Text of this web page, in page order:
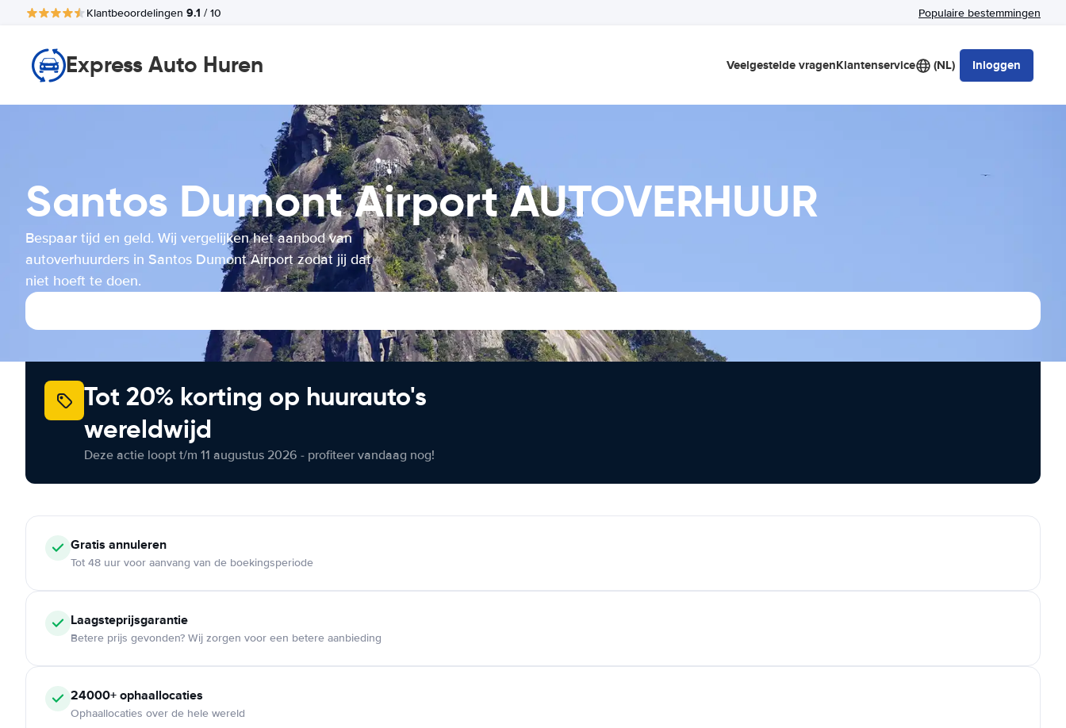
Klantbeoordelingen 9.1 / 10 Populaire bestemmingen
Express Auto Huren Veelgestelde vragenKlantenservice (NL) Inloggen
Santos Dumont Airport AUTOVERHUUR
Bespaar tijd en geld. Wij vergelijken het aanbod van
autoverhuurders in Santos Dumont Airport zodat jij dat
niet hoeft te doen.
Tot 20% korting op huurauto's
wereldwijd
Deze actie loopt t/m 11 augustus 2026 - profiteer vandaag nog!
Gratis annuleren
Tot 48 uur voor aanvang van de boekingsperiode
Laagsteprijsgarantie
Betere prijs gevonden? Wij zorgen voor een betere aanbieding
24000+ ophaallocaties
Ophaallocaties over de hele wereld